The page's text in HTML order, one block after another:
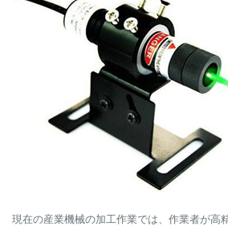
現在の産業機械の加工作業では、作業者が高